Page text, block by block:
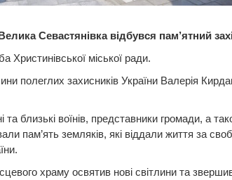
Севастянівка відбувся пам’ятний
міської ради.
полеглих захисників України Валерія
та близькі воїнів, представники громади, а
пам’ять земляків, які віддали життя за
храму освятив нові світлини та